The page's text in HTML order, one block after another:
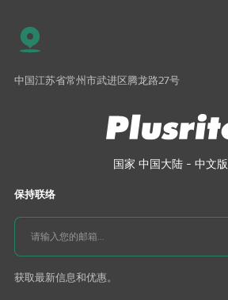
中国江苏省常州市武进区腾龙路27号
国家 中国大陆 - 中文版
保持联络
获取最新信息和优惠。